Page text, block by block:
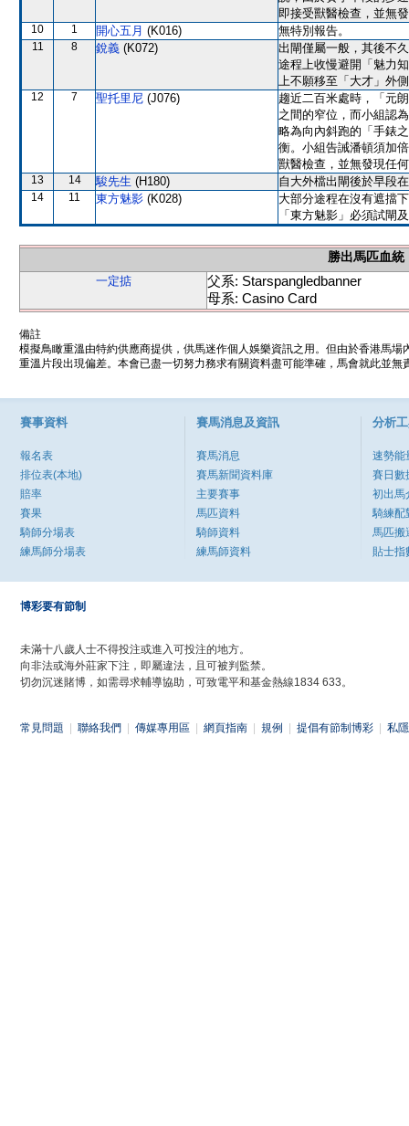
即接受獸醫檢查，並無
10 1 開心五月 (K016) 無特別報告。
11 8 銳義 (K072)
出閘僅屬一般，其後不
途程上收慢避開「魅力
上不願移至「大才」外
12 7 聖托里尼 (J076)
趨近二百米處時，「元
之間的窄位，而小組認
略為向內斜跑的「手錶
衡。小組告誡潘頓須加
獸醫檢查，並無發現任
13 14 駿先生 (H180) 自大外檔出閘後於早段
14 11 東方魅影 (K028)
大部分途程在沒有遮擋
「東方魅影」必須試閘
勝出馬匹血統
一定掂
父系: Starspangledbanner
母系: Casino Card
備註
模擬鳥瞰重溫由特約供應商提供，供馬迷作個人娛樂資訊之用。但由於香港馬
重溫片段出現偏差。本會已盡一切努力務求有關資料盡可能準確，馬會就此並
賽事資料
報名表
排位表(本地)
賠率
賽果
騎師分場表
練馬師分場表
賽馬消息及資訊
賽馬消息
賽馬新聞資料庫
主要賽事
馬匹資料
騎師資料
練馬師資料
分析
速勢能
賽日數
初出馬
騎練配
馬匹搬
貼士指
博彩要有節制
未滿十八歲人士不得投注或進入可投注的地方。
向非法或海外莊家下注，即屬違法，且可被判監禁。
切勿沉迷賭博，如需尋求輔導協助，可致電平和基金熱線1834 633。
常見問題 聯絡我們 傳媒專用區 網頁指南 規例 提倡有節制博彩 私